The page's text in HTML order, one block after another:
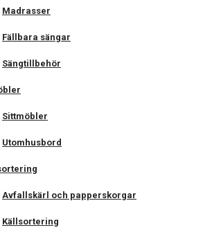
Madrasser
Fällbara sängar
Sängtillbehör
Sittmöbler
Utomhusbord
Avfallskärl och papperskorgar
Källsortering